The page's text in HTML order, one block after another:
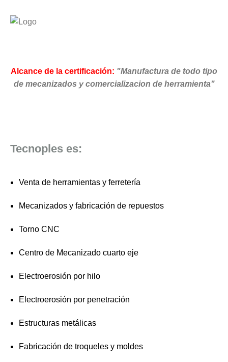
Alcance de la certificación: "Manufactura de todo tipo
de mecanizados y comercializacion de herramienta"
Tecnoples es:
Venta de herramientas y ferretería
Mecanizados y fabricación de repuestos
Torno CNC
Centro de Mecanizado cuarto eje
Electroerosión por hilo
Electroerosión por penetración
Estructuras metálicas
Fabricación de troqueles y moldes